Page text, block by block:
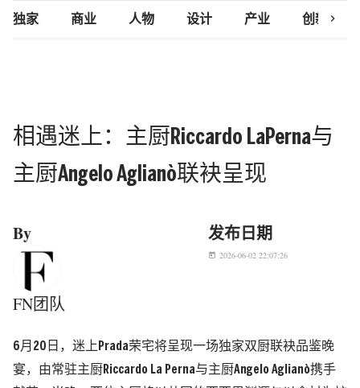
独家 商业 人物 设计 产业 创新研究
chevron_right
相遇迷上：主厨Riccardo LaPerna与
主厨Angelo Aglianò联袂呈现
By
FN团队
发布日期
today 2026-06-02 22:07:26
6月20日，迷上Prada荣宅将呈现一场独家双厨联袂品鉴晚
宴，由常驻主厨Riccardo La Perna与主厨Angelo Aglianò携手